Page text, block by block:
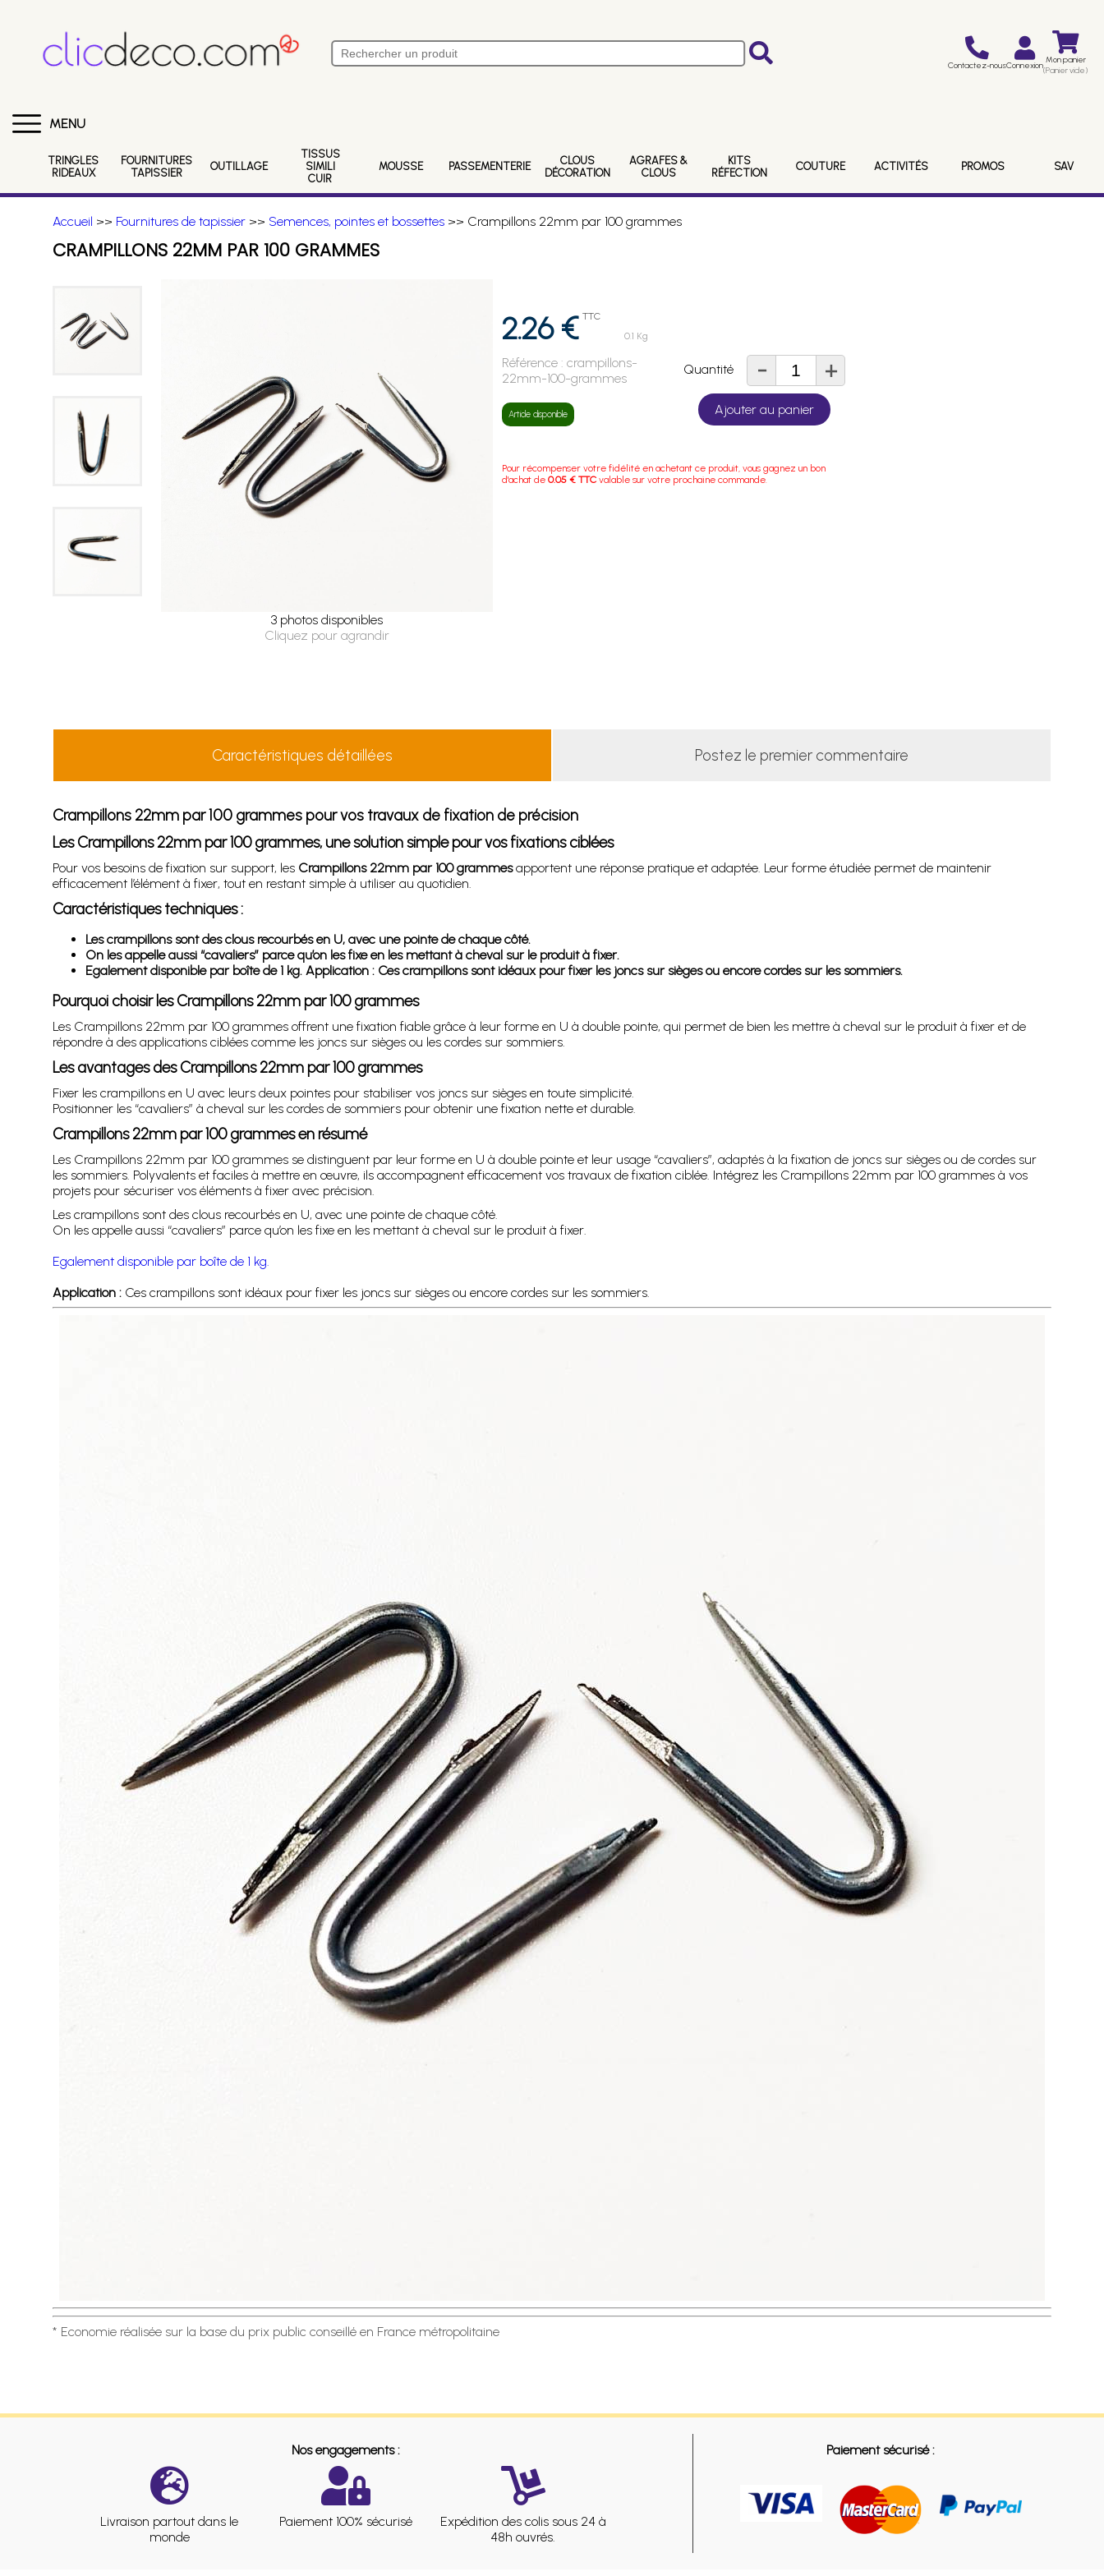
Contactez-nousConnexion Mon panier
(Panier vide)
MENU
TRINGLES
RIDEAUX
FOURNITURES
TAPISSIER
OUTILLAGE
TISSUS
SIMILI
CUIR
MOUSSE PASSEMENTERIE
CLOUS
DÉCORATION
AGRAFES &
CLOUS
KITS
RÉFECTION
COUTURE ACTIVITÉS PROMOS SAV
Accueil >> Fournitures de tapissier>> Semences, pointes et bossettes>> Crampillons 22mm par 100 grammes
CRAMPILLONS 22MM PAR 100 GRAMMES
3 photos disponibles
Cliquez pour agrandir
2.26 € TTC
0.1 Kg
Référence :crampillons-
22mm-100-grammes
Article disponible
Quantité - +
Ajouter au panier
Pour récompenser votre fidélité en achetant ce produit, vous gagnez un bon
d'achat de0.05 € TTC valable sur votre prochaine commande.
Caractéristiques détaillées Postez le premier commentaire
Crampillons 22mm par 100 grammes pour vos travaux de fixation de précision
Les Crampillons 22mm par 100 grammes, une solution simple pour vos fixations ciblées
Pour vos besoins de fixation sur support, les Crampillons 22mm par 100 grammesapportent une réponse pratique et adaptée. Leur forme étudiée permet de maintenir
efficacement l’élément à fixer, tout en restant simple à utiliser au quotidien.
Caractéristiques techniques :
Les crampillons sont des clous recourbés en U, avec une pointe de chaque côté.
On les appelle aussi “cavaliers” parce qu’on les fixe en les mettant à cheval sur le produit à fixer.
Egalement disponible par boîte de 1 kg. Application : Ces crampillons sont idéaux pour fixer les joncs sur sièges ou encore cordes sur les sommiers.
Pourquoi choisir les Crampillons 22mm par 100 grammes
Les Crampillons 22mm par 100 grammes offrent une fixation fiable grâce à leur forme en U à double pointe, qui permet de bien les mettre à cheval sur le produit à fixer et de
répondre à des applications ciblées comme les joncs sur sièges ou les cordes sur sommiers.
Les avantages des Crampillons 22mm par 100 grammes
Fixer les crampillons en U avec leurs deux pointes pour stabiliser vos joncs sur sièges en toute simplicité.
Positionner les “cavaliers” à cheval sur les cordes de sommiers pour obtenir une fixation nette et durable.
Crampillons 22mm par 100 grammes en résumé
Les Crampillons 22mm par 100 grammes se distinguent par leur forme en U à double pointe et leur usage “cavaliers”, adaptés à la fixation de joncs sur sièges ou de cordes sur
les sommiers. Polyvalents et faciles à mettre en œuvre, ils accompagnent efficacement vos travaux de fixation ciblée. Intégrez les Crampillons 22mm par 100 grammes à vos
projets pour sécuriser vos éléments à fixer avec précision.
Les crampillons sont des clous recourbés en U, avec une pointe de chaque côté.
On les appelle aussi “cavaliers” parce qu’on les fixe en les mettant à cheval sur le produit à fixer.
Egalement disponible par boîte de 1 kg.
Application :Ces crampillons sont idéaux pour fixer les joncs sur sièges ou encore cordes sur les sommiers.
* Economie réalisée sur la base du prix public conseillé en France métropolitaine
Nos engagements :
Livraison partout dans le
monde
Paiement 100% sécurisé
Expédition des colis sous 24 à
48h ouvrés.
Paiement sécurisé :